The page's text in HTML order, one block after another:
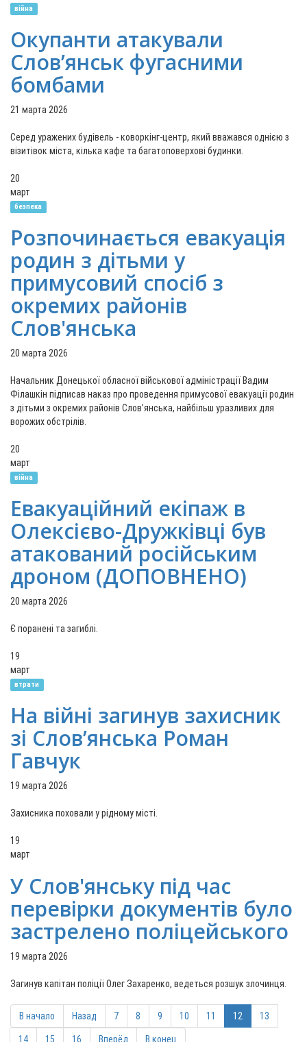
війна
Окупанти атакували
Слов’янськ фугасними
бомбами
21 марта 2026
Серед уражених будівель - коворкінг-центр, який вважався однією з
візитівок міста, кілька кафе та багатоповерхові будинки.
20
март
безпека
Розпочинається евакуація
родин з дітьми у
примусовий спосіб з
окремих районів
Слов'янська
20 марта 2026
Начальник Донецької обласної військової адміністрації Вадим
Філашкін підписав наказ про проведення примусової евакуації родин
з дітьми з окремих районів Слов’янська, найбільш уразливих для
ворожих обстрілів.
20
март
війна
Евакуаційний екіпаж в
Олексієво-Дружківці був
атакований російським
дроном (ДОПОВНЕНО)
20 марта 2026
Є поранені та загиблі.
19
март
втрати
На війні загинув захисник
зі Слов’янська Роман
Гавчук
19 марта 2026
Захисника поховали у рідному місті.
19
март
У Слов'янську під час
перевірки документів було
застрелено поліцейського
19 марта 2026
Загинув капітан поліції Олег Захаренко, ведеться розшук злочинця.
В начало Назад 7 8 9 10 11 12 13
14 15 16 Вперёд В конец